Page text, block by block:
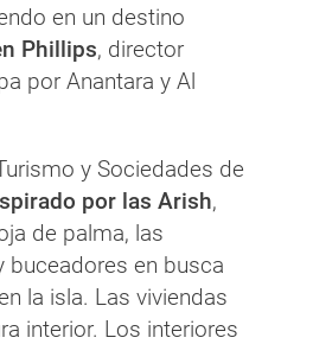
en un destino
Phillips, director
por Anantara y Al
y Sociedades de
por las Arish,
de palma, las
buceadores en busca
la isla. Las viviendas
interior. Los interiores